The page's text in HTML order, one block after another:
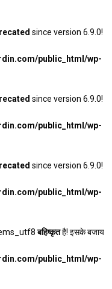
since version 6.9.0!
public_html/wp-
since version 6.9.0!
public_html/wp-
since version 6.9.0!
public_html/wp-
बहिष्कृतहै! इसके बजाय
public_html/wp-